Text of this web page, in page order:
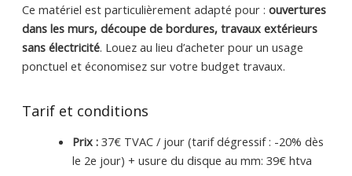
Ce matériel est particulièrement adapté pour : ouvertures
dans les murs, découpe de bordures, travaux extérieurs
sans électricité. Louez au lieu d’acheter pour un usage
ponctuel et économisez sur votre budget travaux.
Tarif et conditions
Prix :37€ TVAC / jour (tarif dégressif : -20% dès
le 2e jour) + usure du disque au mm: 39€ htva